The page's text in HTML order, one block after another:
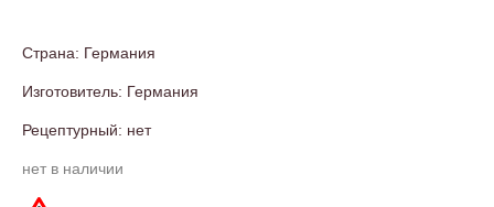
Страна: Германия
Изготовитель: Германия
Рецептурный: нет
нет в наличии